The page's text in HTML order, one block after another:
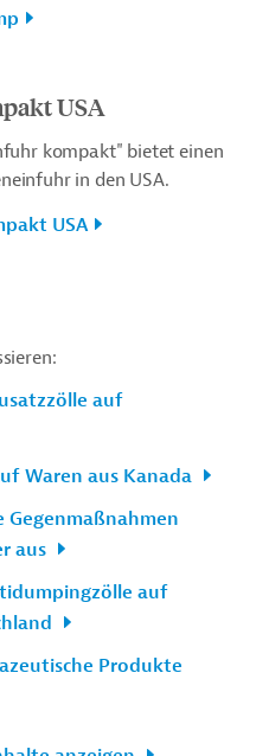
USA
kompakt" bietet einen
in den USA.
USA
auf
Waren aus Kanada
Gegenmaßnahmen
aus
auf
Produkte